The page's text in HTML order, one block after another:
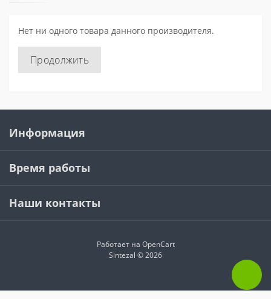
Нет ни одного товара данного производителя.
Продолжить
Информация
Время работы
Наши контакты
Работает на OpenCart
Sintezal © 2026